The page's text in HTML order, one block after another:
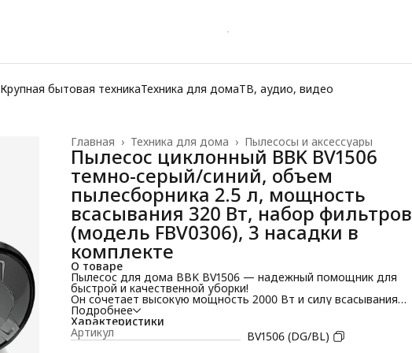
Крупная бытовая техникаТехника для домаТВ, аудио, видео
Пылесосы и аксессуары
Техника для дома ›
Главная ›
Пылесос циклонный BBK BV1506
темно-серый/синий, объем
пылесборника 2.5 л, мощность
всасывания 320 Вт, набор фильтров
(модель FBV0306), 3 насадки в
комплекте
О товаре
Пылесос для дома BBK BV1506 — надежный помощник для
быстрой и качественной уборки!
Он сочетает высокую мощность 2000 Вт и силу всасывания
320 Вт, что позволяет легко справляться с пылью, крошками и
мелким мусором. Объем контейнера для пыли 2,5 литра дает
возможность убирать большие помещения без частой
очистки.
Подробнее
Характеристики
Артикул
BV1506 (DG/BL)